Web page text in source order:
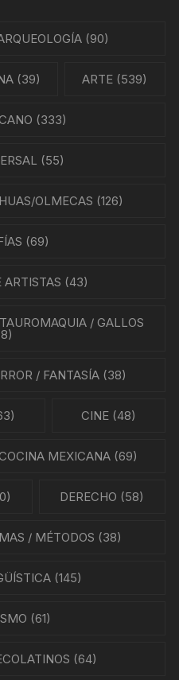
(90)
(39) ARTE (539)
(333)
(55)
OLMECAS (126)
(69)
ARTISTAS (43)
/ GALLOS
/ FANTASÍA(38)
CINE(48)
MEXICANA (69)
DERECHO (58)
/ MÉTODOS (38)
(145)
(61)
(64)